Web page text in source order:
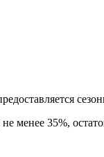
менее 35%,